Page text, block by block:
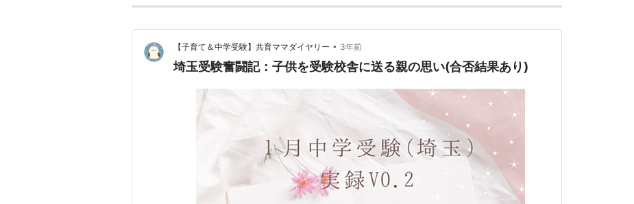
【子育て＆中学受験】共育ママダイヤリー • 3年前
埼玉受験奮闘記：子供を受験校舎に送る親の思い(合否結果あり)